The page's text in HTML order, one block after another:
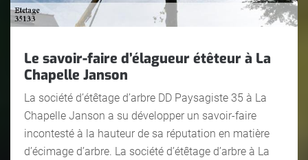
Le savoir-faire d’élagueur étêteur à La
Chapelle Janson
La société d’étêtage d’arbre DD Paysagiste 35 à La
Chapelle Janson a su développer un savoir-faire
incontesté à la hauteur de sa réputation en matière
d’écimage d’arbre. La société d’étêtage d’arbre à La